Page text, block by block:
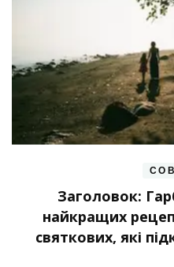
Заголовок:
найкращих
святкових, які